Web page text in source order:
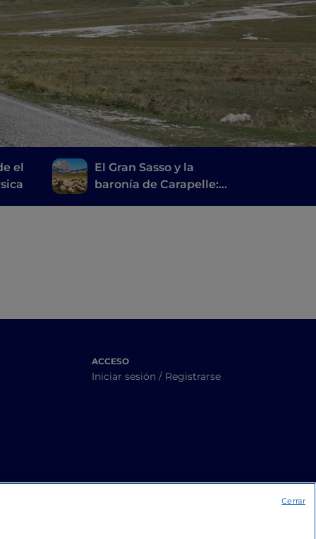
el
El Gran Sasso y la
baronía de Carapelle:
ACCESO
Iniciar sesión / Registrarse
Cerrar